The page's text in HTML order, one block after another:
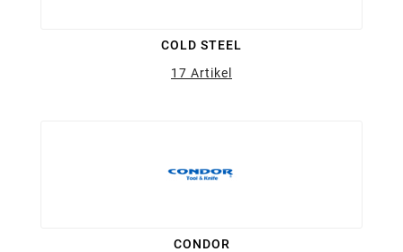
COLD STEEL
17 Artikel
CONDOR